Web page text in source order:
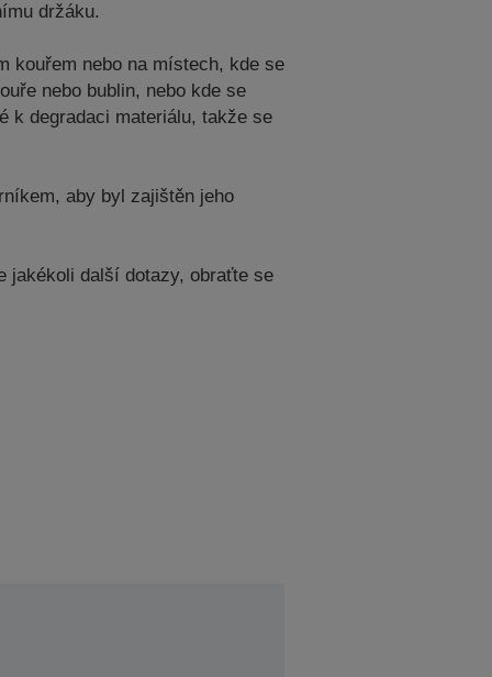
držáku.
kouřem nebo na místech, kde se
nebo bublin, nebo kde se
k degradaci materiálu, takže se
aby byl zajištěn jeho
jakékoli další dotazy, obraťte se